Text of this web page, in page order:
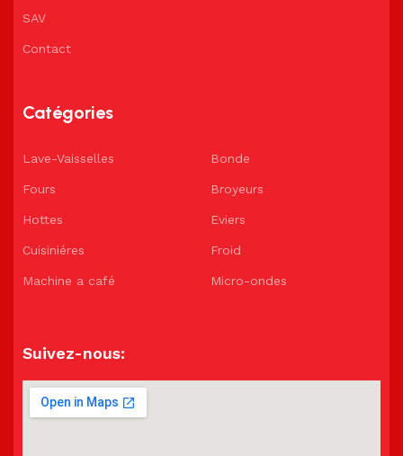
SAV
Contact
Catégories
Lave-Vaisselles
Fours
Hottes
Cuisiniéres
Machine a café
Bonde
Broyeurs
Eviers
Froid
Micro-ondes
Suivez-nous: